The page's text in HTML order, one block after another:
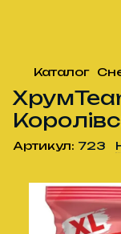
Каталог
Артикул: 723